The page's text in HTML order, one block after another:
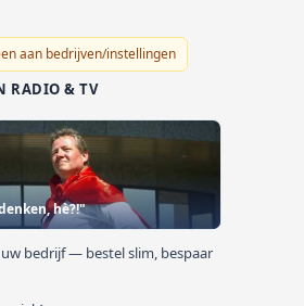
aan bedrijven/instellingen
RADIO & TV
hè?!"
bedrijf — bestel slim, bespaar